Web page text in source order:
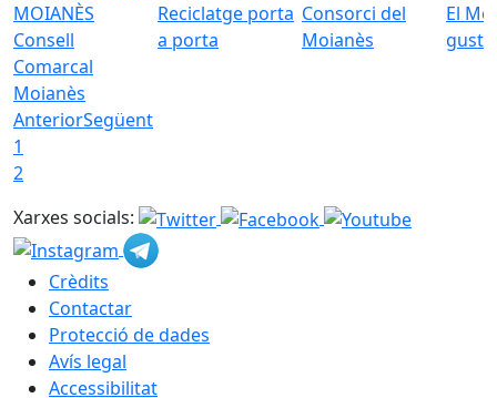
Consell
Comarcal
Moianès
Reciclatge porta
a porta
Consorci del
Moianès
El
gust
AnteriorSegüent
1
2
Xarxes socials:
Crèdits
Contactar
Protecció de dades
Avís legal
Accessibilitat